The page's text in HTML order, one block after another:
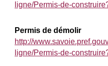
ligne/Permis-de-
Permis de démolir
http://
ligne/Permis-de-